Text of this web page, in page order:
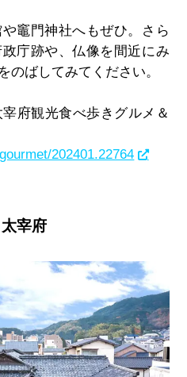
竈門神社へもぜひ。さら
庁跡や、仏像を間近にみ
のばしてみてください。
府観光食べ歩きグルメ＆
202401.22764
宰府